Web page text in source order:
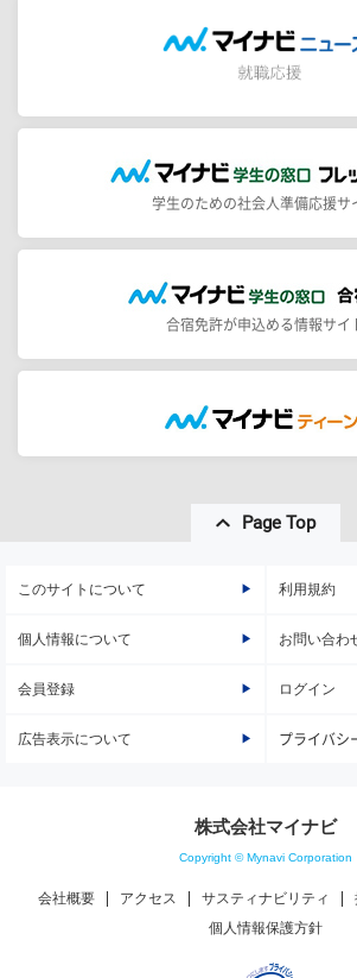
学生のための社会人準備応援サ
合宿免許が申込める情報サイ
Page Top
このサイトについて 利用規約
個人情報について お問い合わ
会員登録 ログイン
広告表示について プライバシ
株式会社マイナビ
Copyright © Mynavi Corporation
会社概要 アクセス サスティナビリティ
個人情報保護方針